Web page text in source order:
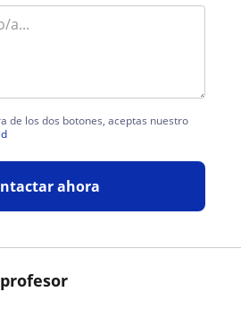
de los dos botones, aceptas nuestro
ahora